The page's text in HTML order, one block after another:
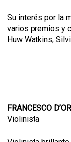
Su interés por la
varios premios y
Huw Watkins,
FRANCESCO
Violinista